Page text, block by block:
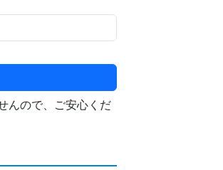
んので、ご安心くだ